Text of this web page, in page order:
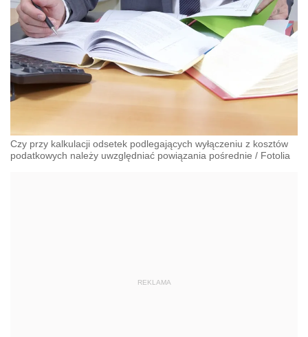
Czy przy kalkulacji odsetek podlegających wyłączeniu z kosztów
podatkowych należy uwzględniać powiązania pośrednie / Fotolia